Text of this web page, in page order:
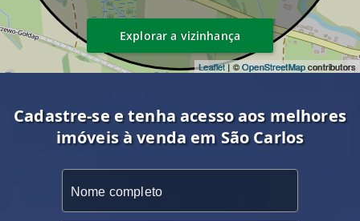
Leaflet| ©OpenStreetMapcontributors
Explorar a vizinhança
Cadastre-se e tenha acesso aos melhores
imóveis à venda em São Carlos